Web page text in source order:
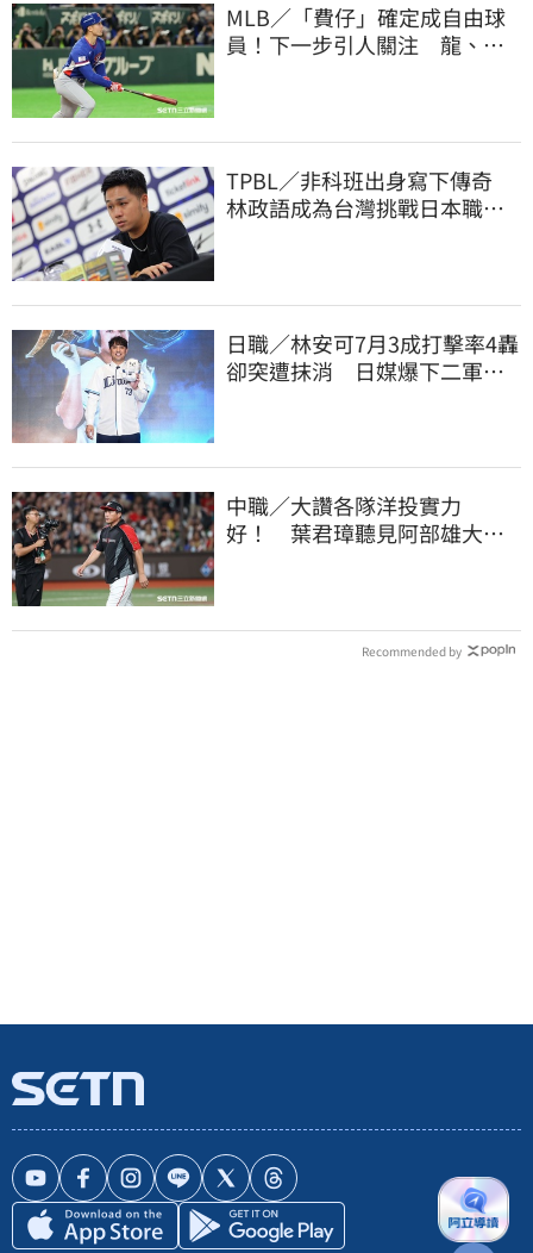
MLB／「費仔」確定成自由球
員！下一步引人關注 龍、獅
TPBL／非科班出身寫下傳奇
林政語成為台灣挑戰日本職籃
日職／林安可7月3成打擊率4轟
卻突遭抹消 日媒爆下二軍背
中職／大讚各隊洋投實力
好！ 葉君璋聽見阿部雄大被
Recommended by